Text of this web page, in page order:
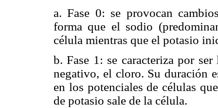
a. Fase 0: se provocan
forma que el sodio
célula mientras que el potasio
b. Fase 1: se caracteriza por
negativo, el cloro. Su duración
en los potenciales de células
de potasio sale de la célula.